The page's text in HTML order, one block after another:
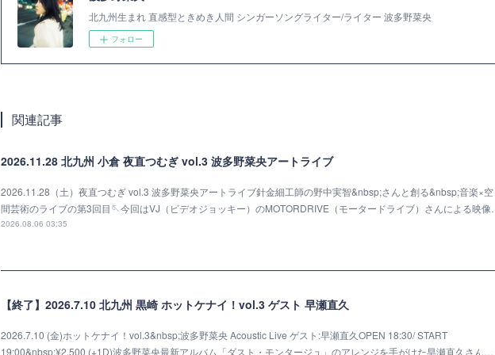
北九州生まれ 直感型ときめき人間 シンガーソングライター/ライター 波多野菜央
フォロー
関連記事
2026.11.28 北九州 小倉 夜直つむぎ vol.3 波多野菜央アートライブ
2026.11.28（土）夜直つむぎ vol.3 波多野菜央アートライブ針金細工師の野中実智&nbsp;さんと創る&nbsp;音楽×空
間芸術のライブの第3回目🪡今回はVJ（ビデオジョッキー）のMOTORDRIVE（モータードライブ）さんによる映像…
2026.08.06 03:35
【終了】2026.7.10 北九州 黒崎 ホットケナイ！vol.3 ゲスト 早瀬直久
2026.7.10 (金)ホットケナイ！vol.3&nbsp;波多野菜央 Acoustic Live ゲスト:早瀬直久OPEN 18:30/ START
19:00&nbsp;¥2,500 (+1D)波多野菜央最新アルバム「ダスト・モンタージュ」のアレンジを手がけた早瀬直久さん…